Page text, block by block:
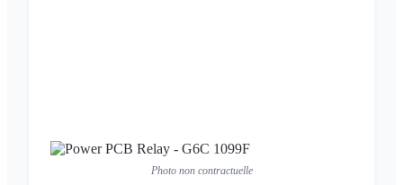
Photo non contractuelle